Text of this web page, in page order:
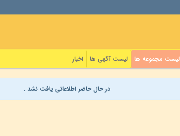
لیست مجموعه ها لیست آگهی ها اخبار
در حال حاضر اطلاعاتی یافت نشد .